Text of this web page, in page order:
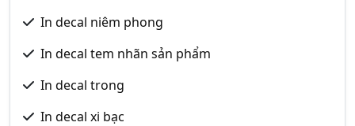
In decal niêm phong
In decal tem nhãn sản phẩm
In decal trong
In decal xi bạc